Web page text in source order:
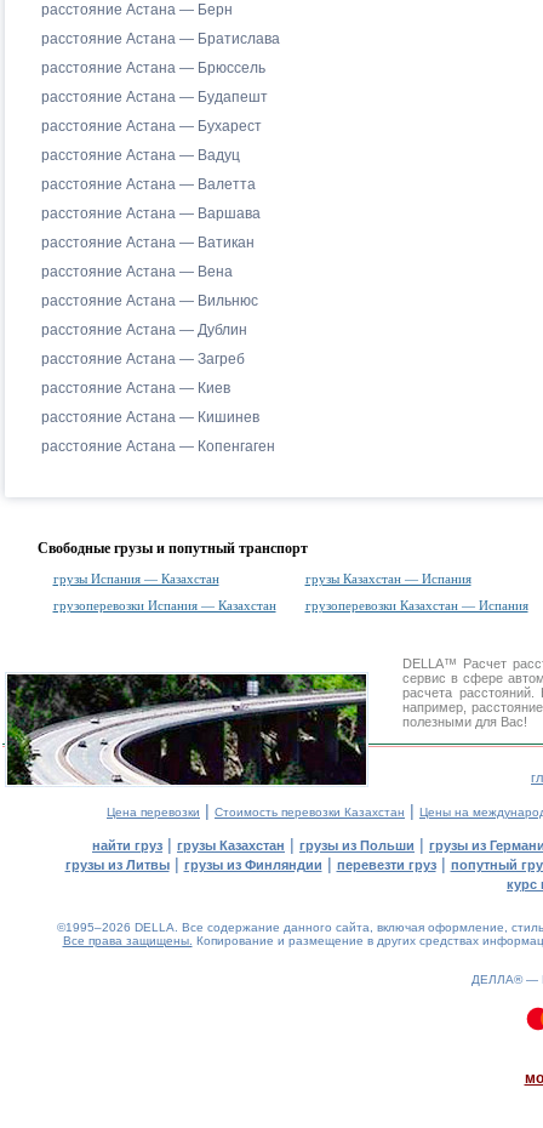
расстояние Астана — Берн
расстояние Астана — Братислава
расстояние Астана — Брюссель
расстояние Астана — Будапешт
расстояние Астана — Бухарест
расстояние Астана — Вадуц
расстояние Астана — Валетта
расстояние Астана — Варшава
расстояние Астана — Ватикан
расстояние Астана — Вена
расстояние Астана — Вильнюс
расстояние Астана — Дублин
расстояние Астана — Загреб
расстояние Астана — Киев
расстояние Астана — Кишинев
расстояние Астана — Копенгаген
Свободные грузы и попутный транспорт
грузы Испания — Казахстан
грузы Казахстан — Испания
грузоперевозки Испания — Казахстан
грузоперевозки Казахстан — Испания
DELLA™ Расчет
сервис в сфере
расчета
например,
полезными для Вас!
Цена перевозки | Стоимость перевозки Казахстан | Цены на
найти груз | грузы Казахстан | грузы из Польши | грузы из
грузы из Литвы| грузы из Финляндии | перевезти груз| попутный
курс
©1995–2026 DELLA. Все содержание данного сайта, включая оформление,
Все права защищены. Копирование и размещение в других средствах
ДЕЛЛА® —